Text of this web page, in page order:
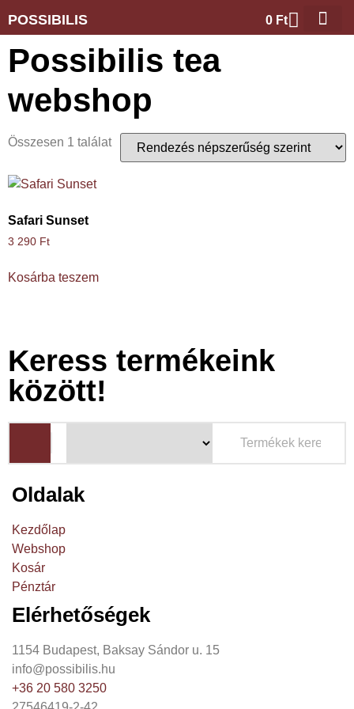
POSSIBILIS 0 Ft
Possibilis tea
webshop
Összesen 1 találat
Safari Sunset
3 290 Ft
Kosárba teszem
Keress termékeink
között!
Oldalak
Kezdőlap
Webshop
Kosár
Pénztár
Elérhetőségek
1154 Budapest, Baksay Sándor u. 15
info@possibilis.hu
+36 20 580 3250